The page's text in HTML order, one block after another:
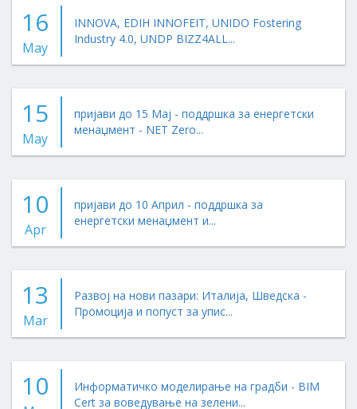
16
May
INNOVA, EDIH INNOFEIT, UNIDO Fostering
Industry 4.0, UNDP BIZZ4ALL...
15
May
пријави до 15 Мај - поддршка за енергетски
менаџмент - NET Zero...
10
Apr
пријави до 10 Април - поддршка за
енергетски менаџмент и...
13
Mar
Развој на нови пазари: Италија, Шведска -
Промоција и попуст за упис...
10
Информатичко моделирање на градби - BIM
Cert за воведување на зелени...